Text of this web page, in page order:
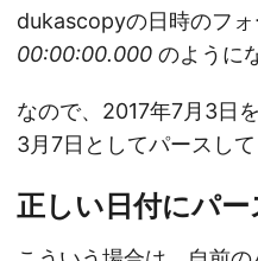
dukascopyの日時のフォ
00:00:00.000 のように
なので、2017年7月3日
3月7日としてパースして
正しい日付にパー